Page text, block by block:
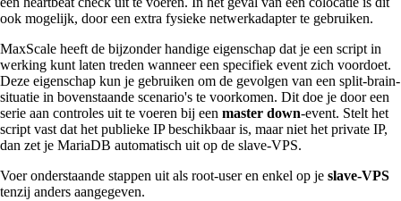
ook mogelijk, door een extra fysieke netwerkadapter te gebruiken.
MaxScale heeft de bijzonder handige eigenschap dat je een script in
werking kunt laten treden wanneer een specifiek event zich voordoet.
Deze eigenschap kun je gebruiken om de gevolgen van een split-brain-
situatie in bovenstaande scenario's te voorkomen. Dit doe je door een
serie aan controles uit te voeren bij een master down-event. Stelt het
script vast dat het publieke IP beschikbaar is, maar niet het private IP,
dan zet je MariaDB automatisch uit op de slave-VPS.
Voer onderstaande stappen uit als root-user en enkel op je slave-VPS
tenzij anders aangegeven.